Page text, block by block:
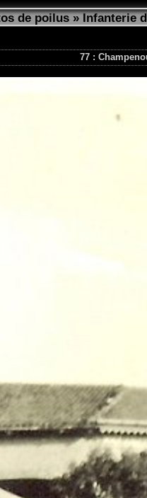
de poilus»Infanterie
77 :